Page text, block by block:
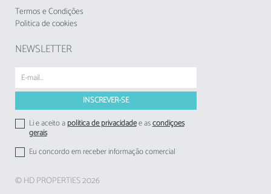
respetivos hóspedes.
Termos e Condições
Politica de cookies
NEWSLETTER
Li e aceito apolitica de privacidadee ascondições
gerais
Eu concordo em receber informação comercial
© HD PROPERTIES 2026